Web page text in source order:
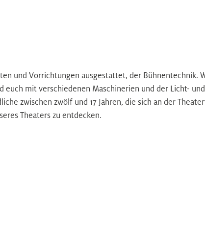
und Vorrichtungen ausgestattet, der Bühnentechnik.
euch mit verschiedenen Maschinerien und der Licht-
zwischen zwölf und 17 Jahren, die sich an der
Theaters zu entdecken.